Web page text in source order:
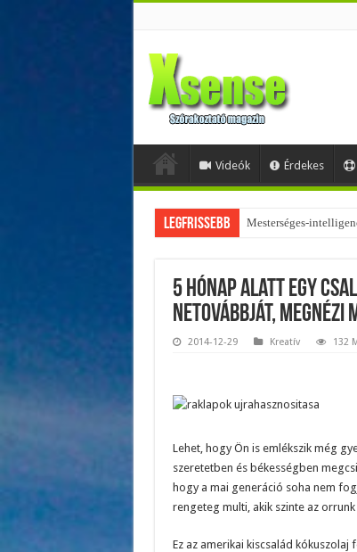
Videók Érdekes
Legfrissebb Mesterséges-
Az övtáskák
5 hónap alatt egy
netovábbját,
2014-12-29 Kreatív 132
Lehet, hogy Ön is emlékszik még
szeretetben és békességben
hogy a mai generáció soha nem
rengeteg multi, akik szinte az
Ez az amerikai kiscsalád